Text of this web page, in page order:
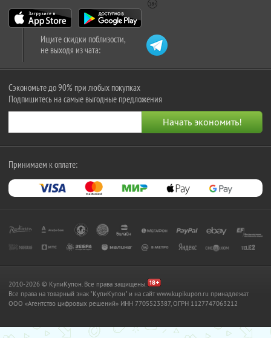
Ищите скидки поблизости,
не выходя из чата:
Сэкономьте до 90% при любых покупках
Подпишитесь на самые выгодные предложения
Принимаем к оплате:
2010-2026 © КупиКупон. Все права защищены.
Все права на товарный знак "КупиКупон" и на сайт www.kupikupon.ru принадлежат
OOO «Агентство цифровых решений» ИНН 7705523387, ОГРН 1127747063212